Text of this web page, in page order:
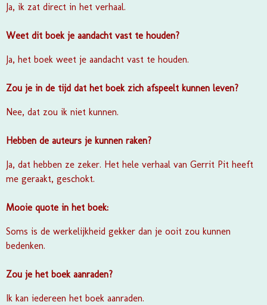
Ja, ik zat direct in het verhaal.
Weet dit boek je aandacht vast te houden?
Ja, het boek weet je aandacht vast te houden.
Zou je in de tijd dat het boek zich afspeelt kunnen leven?
Nee, dat zou ik niet kunnen.
Hebben de auteurs je kunnen raken?
Ja, dat hebben ze zeker. Het hele verhaal van Gerrit Pit heeft
me geraakt, geschokt.
Mooie quote in het boek:
Soms is de werkelijkheid gekker dan je ooit zou kunnen
bedenken.
Zou je het boek aanraden?
Ik kan iedereen het boek aanraden.